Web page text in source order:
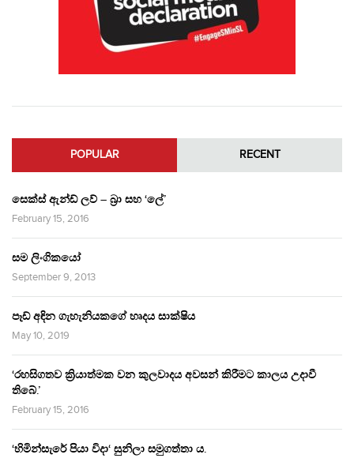
POPULAR RECENT
සෙක්ස් ඇන්ඩ් ලව් – බ්‍රා සහ ‘ලේ’
February 15, 2016
සම ලිංගිකයෝ
September 9, 2013
පෑඩ් අඳින ගැහැනියකගේ හෘදය සාක්ෂිය
May 10, 2019
‘රහසිගතව ක්‍රියාත්මක වන කුලවාදය අවසන් කිරීමට කාලය උදාවී
තිබේ.’
February 15, 2016
‘හිමින්සැරේ පියා විදා‘ සුනිලා සමුගත්තා ය.